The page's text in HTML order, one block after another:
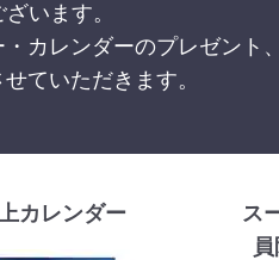
います。
カレンダーのプレゼン
ていただきます。
カレンダー
ス